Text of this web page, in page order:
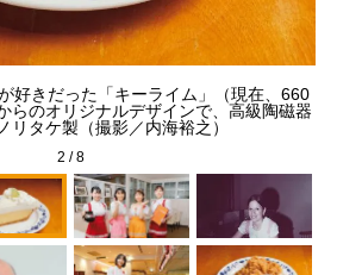
好きだった「キーライム」（現在、660
らのオリジナルデザインで、高級陶磁器
リタケ製（撮影／内海裕之）
2 /8